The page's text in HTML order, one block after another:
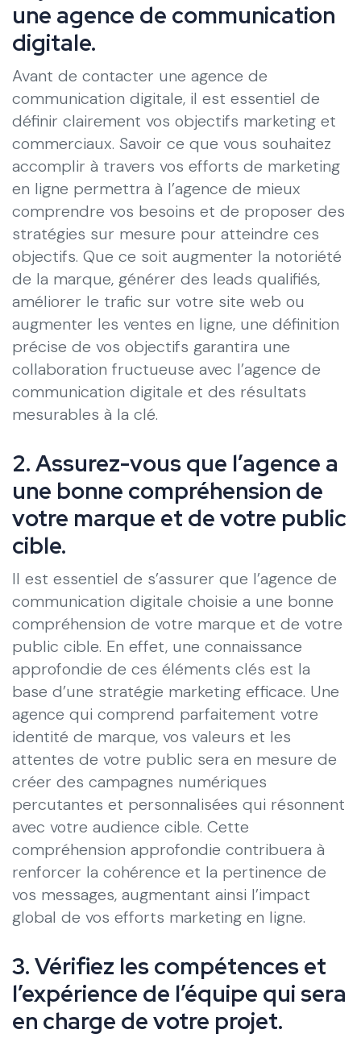
une agence de communication
digitale.
Avant de contacter une agence de
communication digitale, il est essentiel de
définir clairement vos objectifs marketing et
commerciaux. Savoir ce que vous souhaitez
accomplir à travers vos efforts de marketing
en ligne permettra à l’agence de mieux
comprendre vos besoins et de proposer des
stratégies sur mesure pour atteindre ces
objectifs. Que ce soit augmenter la notoriété
de la marque, générer des leads qualifiés,
améliorer le trafic sur votre site web ou
augmenter les ventes en ligne, une définition
précise de vos objectifs garantira une
collaboration fructueuse avec l’agence de
communication digitale et des résultats
mesurables à la clé.
2. Assurez-vous que l’agence a
une bonne compréhension de
votre marque et de votre public
cible.
Il est essentiel de s’assurer que l’agence de
communication digitale choisie a une bonne
compréhension de votre marque et de votre
public cible. En effet, une connaissance
approfondie de ces éléments clés est la
base d’une stratégie marketing efficace. Une
agence qui comprend parfaitement votre
identité de marque, vos valeurs et les
attentes de votre public sera en mesure de
créer des campagnes numériques
percutantes et personnalisées qui résonnent
avec votre audience cible. Cette
compréhension approfondie contribuera à
renforcer la cohérence et la pertinence de
vos messages, augmentant ainsi l’impact
global de vos efforts marketing en ligne.
3. Vérifiez les compétences et
l’expérience de l’équipe qui sera
en charge de votre projet.